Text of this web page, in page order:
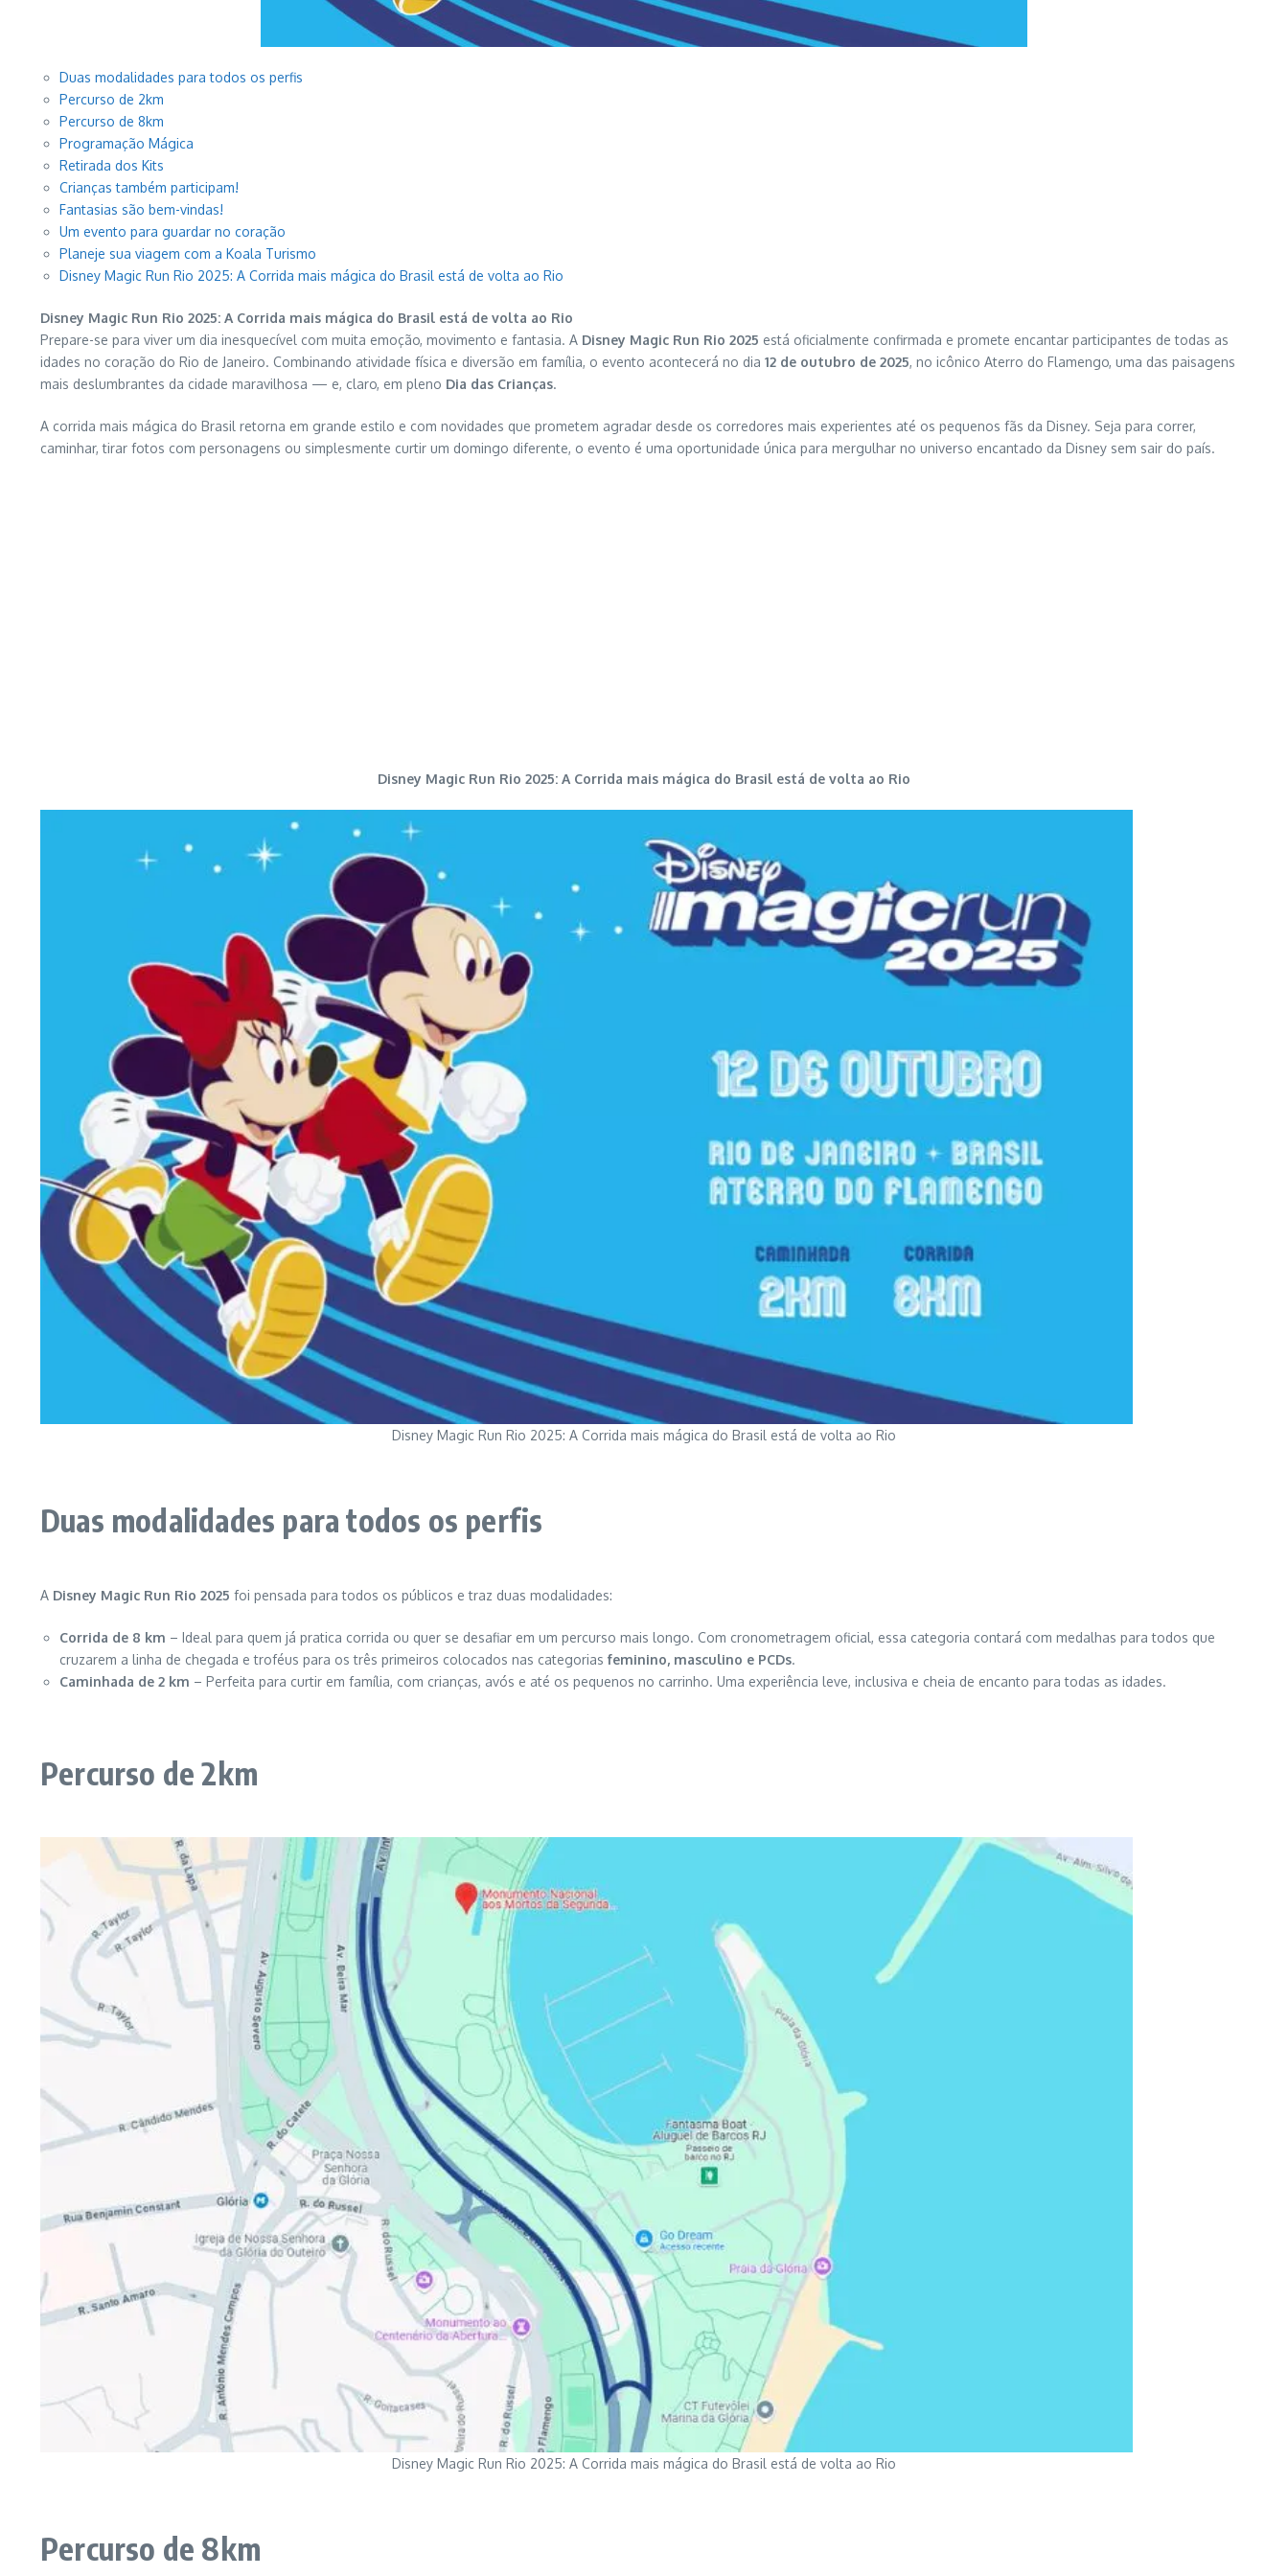
Duas modalidades para todos os perfis
Percurso de 2km
Percurso de 8km
Programação Mágica
Retirada dos Kits
Crianças também participam!
Fantasias são bem-vindas!
Um evento para guardar no coração
Planeje sua viagem com a Koala Turismo
Disney Magic Run Rio 2025: A Corrida mais mágica do Brasil está de volta ao Rio
Disney Magic Run Rio 2025: A Corrida mais mágica do Brasil está de volta ao Rio
Prepare-se para viver um dia inesquecível com muita emoção, movimento e fantasia. A Disney Magic Run Rio 2025 está oficialmente confirmada e promete encantar participantes de todas as
idades no coração do Rio de Janeiro. Combinando atividade física e diversão em família, o evento acontecerá no dia 12 de outubro de 2025, no icônico Aterro do Flamengo, uma das paisagens
mais deslumbrantes da cidade maravilhosa — e, claro, em pleno Dia das Crianças.
A corrida mais mágica do Brasil retorna em grande estilo e com novidades que prometem agradar desde os corredores mais experientes até os pequenos fãs da Disney. Seja para correr,
caminhar, tirar fotos com personagens ou simplesmente curtir um domingo diferente, o evento é uma oportunidade única para mergulhar no universo encantado da Disney sem sair do país.
Disney Magic Run Rio 2025: A Corrida mais mágica do Brasil está de volta ao Rio
Disney Magic Run Rio 2025: A Corrida mais mágica do Brasil está de volta ao Rio
Duas modalidades para todos os perfis
A Disney Magic Run Rio 2025 foi pensada para todos os públicos e traz duas modalidades:
Corrida de 8 km – Ideal para quem já pratica corrida ou quer se desafiar em um percurso mais longo. Com cronometragem oficial, essa categoria contará com medalhas para todos que
cruzarem a linha de chegada e troféus para os três primeiros colocados nas categorias feminino, masculino e PCDs.
Caminhada de 2 km – Perfeita para curtir em família, com crianças, avós e até os pequenos no carrinho. Uma experiência leve, inclusiva e cheia de encanto para todas as idades.
Percurso de 2km
Disney Magic Run Rio 2025: A Corrida mais mágica do Brasil está de volta ao Rio
Percurso de 8km